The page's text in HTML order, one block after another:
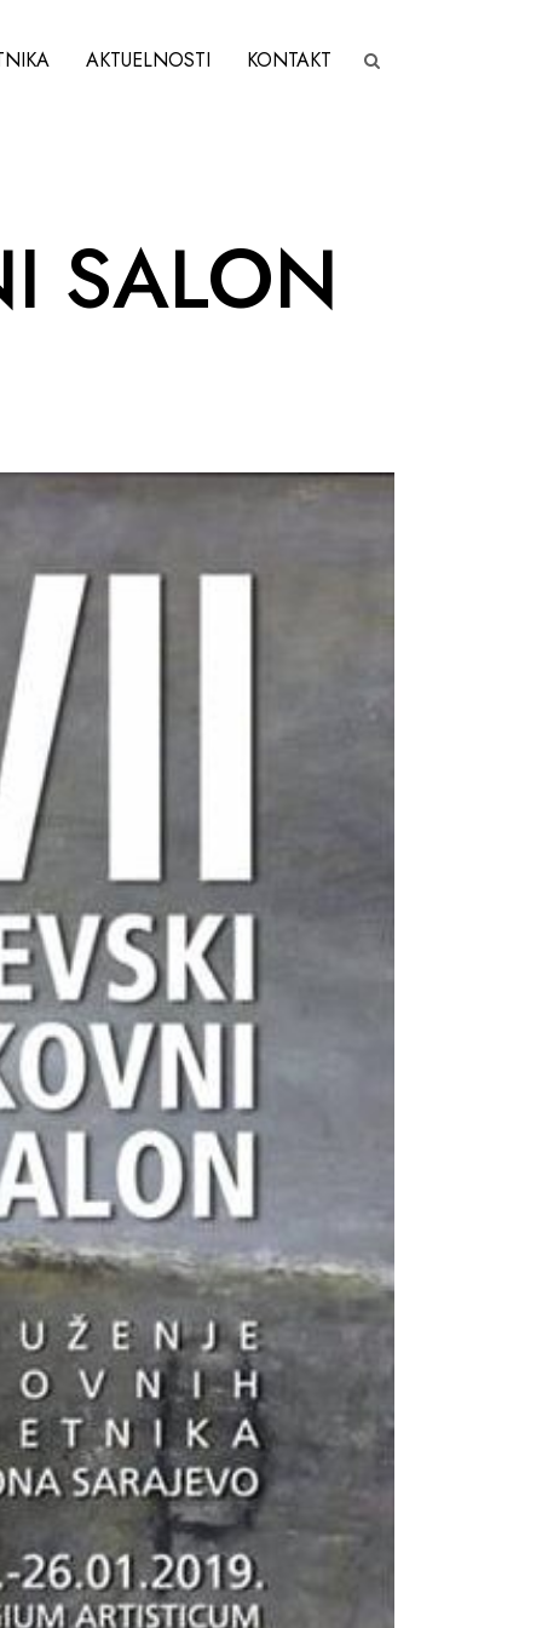
AKTUELNOSTI KONTAKT
SALON